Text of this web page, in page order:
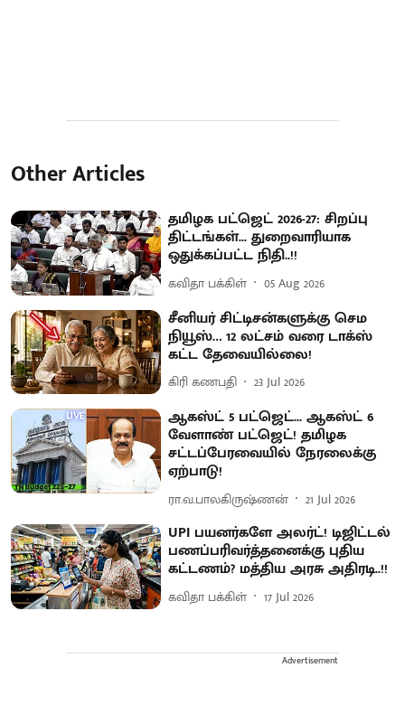
Other Articles
தமிழக பட்ஜெட் 2026-27: சிறப்பு
திட்டங்கள்... துறைவாரியாக
ஒதுக்கப்பட்ட நிதி..!!
கவிதா பக்கிள் 05 Aug 2026
சீனியர் சிட்டிசன்களுக்கு செம
நியூஸ்… 12 லட்சம் வரை டாக்ஸ்
கட்ட தேவையில்லை!
கிரி கணபதி 23 Jul 2026
ஆகஸ்ட் 5 பட்ஜெட்... ஆகஸ்ட் 6
வேளாண் பட்ஜெட்! தமிழக
சட்டப்பேரவையில் நேரலைக்கு
ஏற்பாடு!
ரா.வ.பாலகிருஷ்ணன் 21 Jul 2026
UPI பயனர்களே அலர்ட்! டிஜிட்டல்
பணப்பரிவர்த்தனைக்கு புதிய
கட்டணம்? மத்திய அரசு அதிரடி..!!
கவிதா பக்கிள் 17 Jul 2026
Advertisement